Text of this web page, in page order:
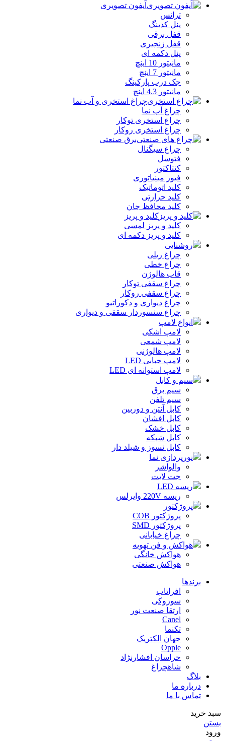
آیفون تصویری
ترانس
پنل کدینگ
قفل برقی
قفل زنجیری
پنل دکمه‌ ای
مانیتور 10 اینچ
مانیتور 7 اینچ
جک درب پارکینگ
مانیتور 4.3 اینچ
چراغ استخری و آب نما
چراغ آب نما
چراغ استخری توکار
چراغ استخری روکار
برق صنعتی
چراغ سیگنال
فتوسل
کنتاکتور
فیوز مینیاتوری
کلید اتوماتیک
کلید حرارتی
کلید محافظ جان
کلید و پریز
کلید و پریز لمسی
کلید و پریز دکمه‌ ای
روشنایی
چراغ ریلی
چراغ خطی
قاب هالوژن
چراغ سقفی توکار
چراغ سقفی روکار
چراغ دیواری و دکوراتیو
چراغ سنسوردار سقفی و دیواری
انواع لامپ
لامپ اشکی
لامپ شمعی
لامپ هالوژنی
لامپ حبابی LED
لامپ استوانه ای LED
سیم و کابل
سیم برق
سیم تلفن
کابل آنتن و دوربین
کابل افشان
کابل خشک
کابل شبکه
کابل نسوز و شیلد دار
نورپردازی نما
والواشر
جت لایت
ریسه LED
ریسه 220V وایرلس
پروژکتور
پروژکتور COB
پروژکتور SMD
چراغ خیابانی
هواکش و فن تهویه
هواکش خانگی
هواکش صنعتی
برندها
افراتاب
سوزوکی
ارتقا صنعت نور
Canel
تکنما
جهان الکتریک
Opple
خراسان افشارنژاد
شاهچراغ
بلاگ
درباره ما
تماس با ما
سبد خرید
بستن
ورود